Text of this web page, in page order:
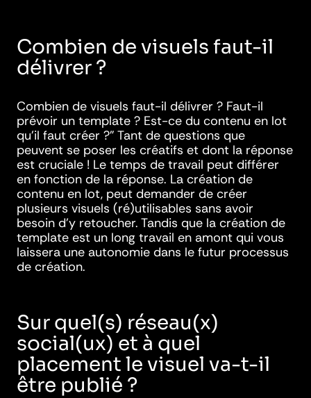
Combien de visuels faut-il
délivrer ?
Combien de visuels faut-il délivrer ? Faut-il
prévoir un template ? Est-ce du contenu en lot
qu’il faut créer ?” Tant de questions que
peuvent se poser les créatifs et dont la réponse
est cruciale ! Le temps de travail peut différer
en fonction de la réponse. La création de
contenu en lot, peut demander de créer
plusieurs visuels (ré)utilisables sans avoir
besoin d’y retoucher. Tandis que la création de
template est un long travail en amont qui vous
laissera une autonomie dans le futur processus
de création.
Sur quel(s) réseau(x)
social(ux) et à quel
placement le visuel va-t-il
être publié ?